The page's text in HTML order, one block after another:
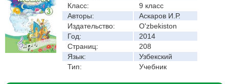
Класс:
9 класс
Авторы:
Аскаров И.Р.
Издательство:
O'zbekiston
Год:
2014
Страниц:
208
Язык:
Узбекский
Тип:
Учебник